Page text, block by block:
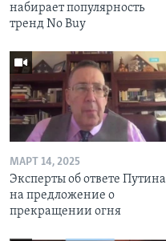
набирает популярность
тренд No Buy
МАРТ 14, 2025
Эксперты об ответе Путина
на предложение о
прекращении огня